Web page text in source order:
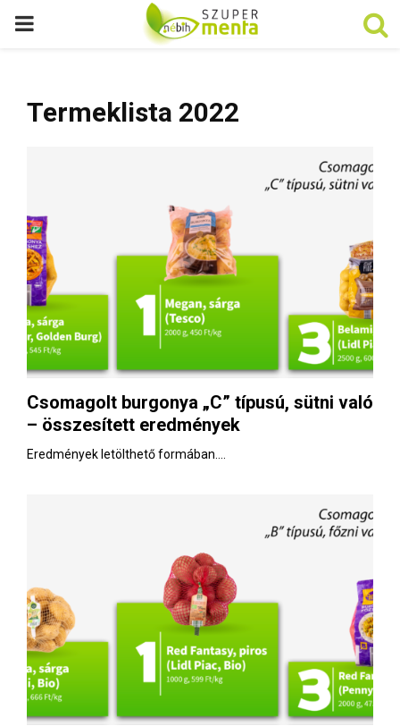
P
A
R
Y
M
N
Termeklista 2022
Csomagolt burgonya „C” típusú, sütni való
– összesített eredmények
Eredmények letölthető formában....